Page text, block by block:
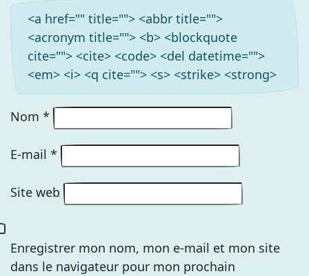
<a href="" title=""> <abbr title="">
<acronym title=""> <b> <blockquote
cite=""> <cite> <code> <del datetime="">
<em> <i> <q cite=""> <s> <strike> <strong>
Nom *
E-mail *
Site web
Enregistrer mon nom, mon e-mail et mon site
dans le navigateur pour mon prochain